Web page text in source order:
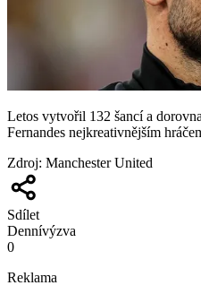
Letos vytvořil 132 šancí a
Fernandes nejkreativnějším
Zdroj: Manchester United
Sdílet
Dennívýzva
0
Reklama